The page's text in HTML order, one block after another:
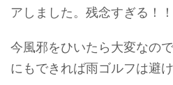
アしました。残念すぎる！！
今風邪をひいたら大変なの
にもできれば雨ゴルフは避け